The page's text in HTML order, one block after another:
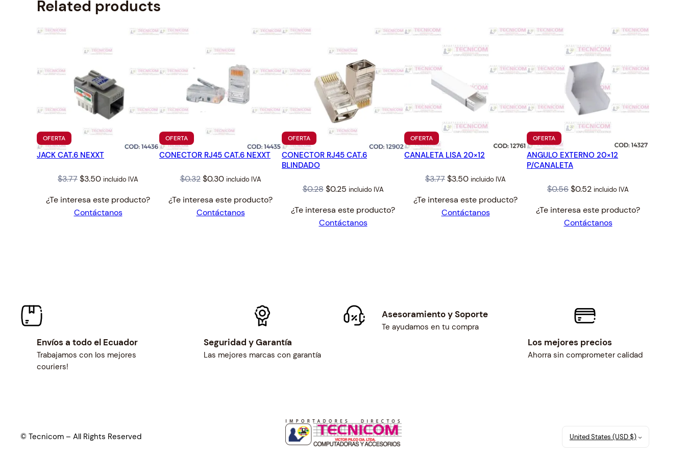
Related products
OFERTAPRODUCTO
EN
OFERTA
JACK CAT.6 NEXXT
$3.77Original
was:
$3.77.
$3.50Current
is:
$3.50.
incluido IVA
¿Te interesa este producto?
Contáctanos
OFERTAPRODUCTO
EN
OFERTA
CONECTOR RJ45 CAT.6 NEXXT
$0.32 Original
was:
$0.32.
$0.30Current
is:
$0.30.
incluido IVA
¿Te interesa este producto?
Contáctanos
OFERTAPRODUCTO
EN
OFERTA
CONECTOR RJ45 CAT.6
BLINDADO
$0.28 Original
was:
$0.28.
$0.25Current
is:
$0.25.
incluido IVA
¿Te interesa este producto?
Contáctanos
OFERTAPRODUCTO
EN
OFERTA
CANALETA LISA 20×12
$3.77Original
was:
$3.77.
$3.50Current
is:
$3.50.
incluido IVA
¿Te interesa este producto?
Contáctanos
OFERTAPRODUCTO
EN
OFERTA
ANGULO EXTERNO 20×12
P/CANALETA
$0.56Original
was:
$0.56.
$0.52 Current
is:
$0.52.
incluido IVA
¿Te interesa este producto?
Contáctanos
Envíos a todo el Ecuador
Trabajamos con los mejores
couriers!
Seguridad y Garantía
Las mejores marcas con garantía
Asesoramiento y Soporte
Te ayudamos en tu compra
Los mejores precios
Ahorra sin comprometer calidad
© Tecnicom – All Rights Reserved United States (USD $)